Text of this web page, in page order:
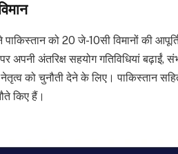
को 20 जे-10सी विमानों की
अपनी अंतरिक्ष सहयोग गतिविधियां बढ़ाईं,
को चुनौती देने के लिए। पाकिस्तान
किए हैं।